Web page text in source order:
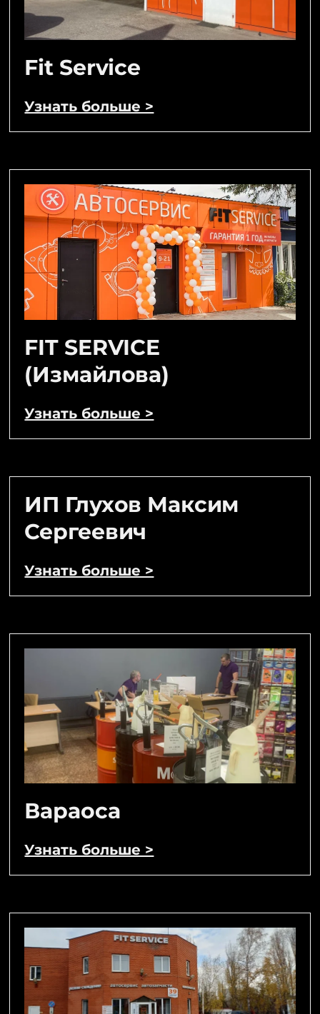
Fit Service
Узнать больше >
FIT SERVICE
(Измайлова)
Узнать больше >
ИП Глухов Максим
Сергеевич
Узнать больше >
Вараоса
Узнать больше >